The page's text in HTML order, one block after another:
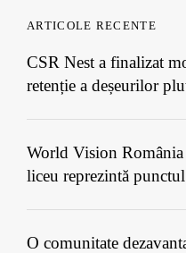
ARTICOLE RECENTE
CSR Nest a finalizat
retenție a deșeurilor
World Vision România
liceu reprezintă
O comunitate